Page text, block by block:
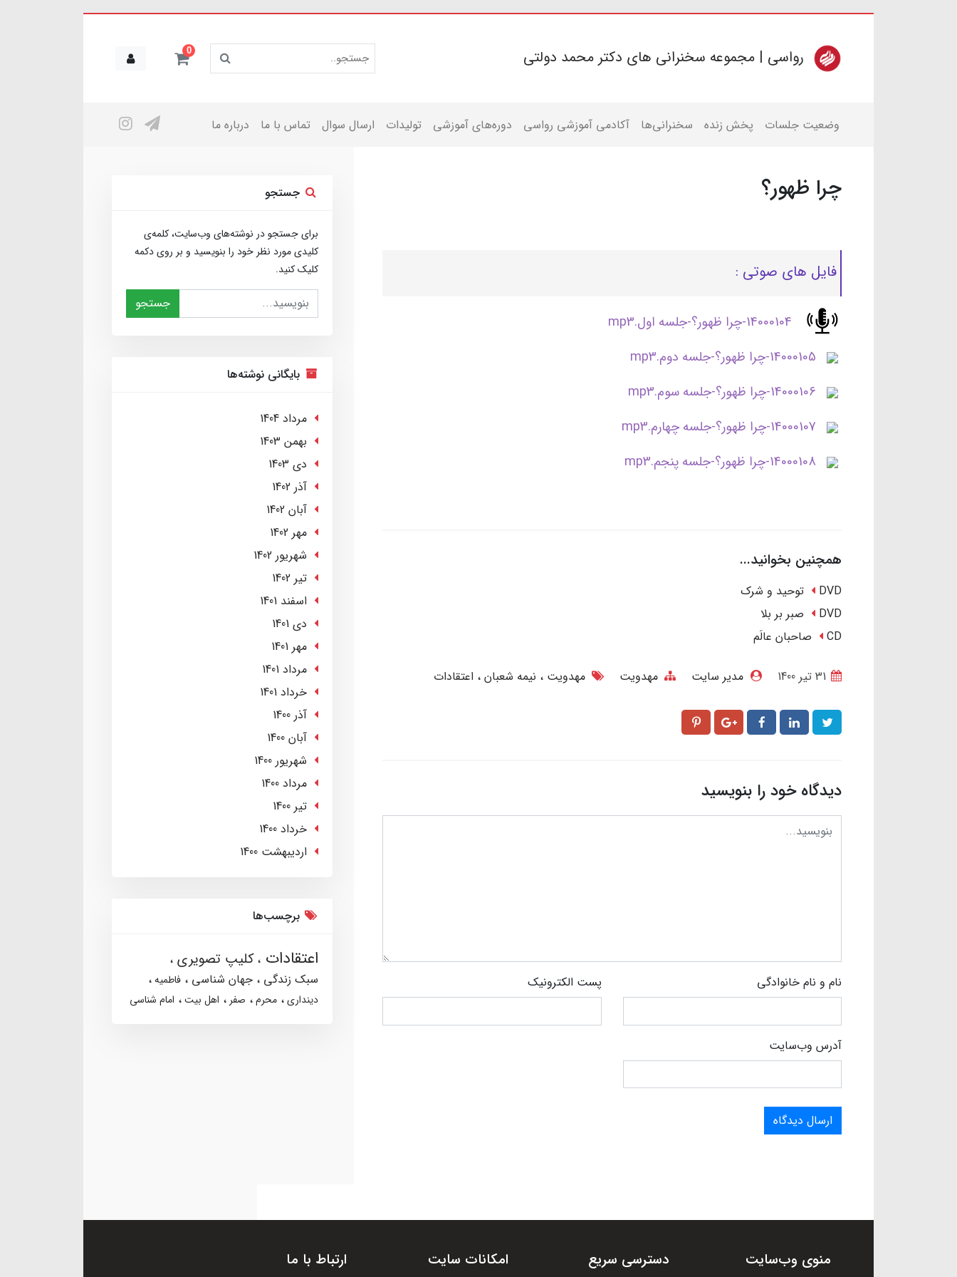
رواسی | مجموعه سخنرانی های دکتر محمد دولتی 0
وضعیت جلسات پخش زنده سخنرانی‌ها آکادمی آموزشی رواسی دوره‌های آموزشی تولیدات ارسال سوال تماس با ما درباره ما
چرا ظهور؟
فایل های صوتی :
14000104-چرا ظهور؟-جلسه اول.mp3
14000105-چرا ظهور؟-جلسه دوم.mp3
14000106-چرا ظهور؟-جلسه سوم.mp3
14000107-چرا ظهور؟-جلسه چهارم.mp3
14000108-چرا ظهور؟-جلسه پنجم.mp3
همچنین بخوانید...
DVD توحید و شرک
DVD صبر بر بلا
CD صاحبان عالَم
مدیر سایت مهدویت مهدویت نیمه شعبان اعتقادات
دیدگاه خود را بنویسید
نام و نام خانوادگی پست الکترونیک
آدرس وب‌سایت
ارسال دیدگاه
جستجو
برای جستجو در نوشته‌های وب‌سایت، کلمه‌ی
کلیدی مورد نظر خود را بنویسید و بر روی دکمه
کلیک کنید.
جستجو
بایگانی نوشته‌ها
مرداد 1404
بهمن 1403
دی 1403
آذر 1402
آبان 1402
مهر 1402
شهریور 1402
تير 1402
اسفند 1401
دی 1401
مهر 1401
مرداد 1401
خرداد 1401
آذر 1400
آبان 1400
شهریور 1400
مرداد 1400
تير 1400
خرداد 1400
ارديبهشت 1400
برچسب‌ها
اعتقادات کلیپ تصویری
سبک زندگی جهان شناسی
فاطمیه
دینداری
محرم صفر اهل بیت امام شناسی
منوی وب‌سایت دسترسی سریع امکانات سایت ارتباط با ما